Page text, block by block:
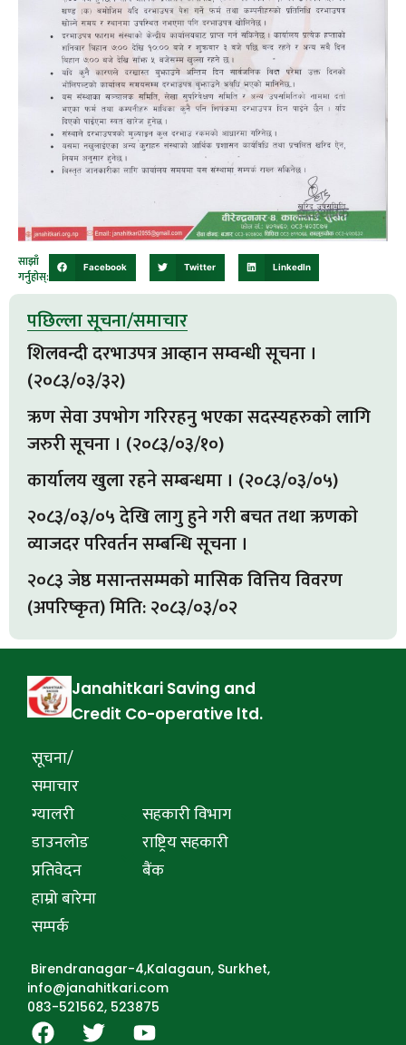
साझाँ
गर्नुहोस्:
Facebook Twitter LinkedIn
पछिल्ला सूचना/समाचार
शिलवन्दी दरभाउपत्र आव्हान सम्वन्धी सूचना ।
(२०८३/०३/३२)
ऋण सेवा उपभाेग गरिरहनु भएका सदस्यहरुकाे लागि
जरुरी सूचना । (२०८३/०३/१०)
कार्यालय खुला रहने सम्बन्धमा । (२०८३/०३/०५)
२०८३/०३/०५ देखि लागु हुने गरी बचत तथा ऋणकाे
व्याजदर परिवर्तन सम्बन्धि सूचना ।
२०८३ जेष्ठ मसान्तसम्मकाे मासिक वित्तिय विवरण
(अपरिष्कृत) मिति: २०८३/०३/०२
Janahitkari Saving and
Credit Co-operative ltd.
सूचना/
समाचार
ग्यालरी
डाउनलोड
प्रतिवेदन
हाम्रो बारेमा
सम्पर्क
सहकारी विभाग
राष्ट्रिय सहकारी
बैंक
Birendranagar-4,Kalagaun, Surkhet,
info@janahitkari.com
083-521562, 523875